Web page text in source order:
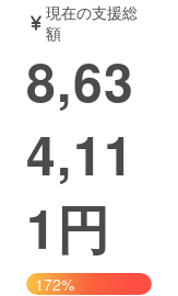
書籍・雑誌
チャレンジ
Creation
現在の支援総
額
8,63
4,11
1 円
172%